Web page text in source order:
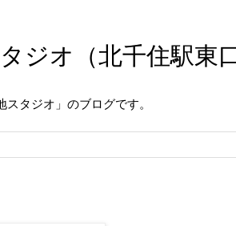
ジオ（北千住駅東
タジオ」のブログです。